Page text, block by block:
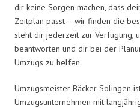
dir keine Sorgen machen, dass
Zeitplan passt – wir finden die
steht dir jederzeit zur Verfügung,
beantworten und dir bei der
Umzugs zu helfen.
Umzugsmeister Bäcker Solingen
Umzugsunternehmen mit